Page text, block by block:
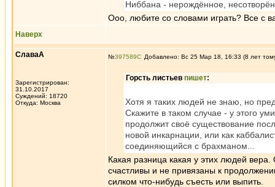
Ниббана - нерождённое,
Ооо, любите со словами играть? Все с
Наверх
СлаваА
Зарегистрирован:
31.10.2017
Суждений: 18720
Откуда: Москва
№397589 Добавлено: Вс 25 Мар 18, 16:33 (8 лет
Горсть листьев пишет:
Хотя я таких людей не знаю, но
Скажите в таком случае - у этого
продолжит своё существование
новой инкарнации, или как
соединяющийся с брахманом...
Какая разница какая у этих людей
счастливы и не привязаны к
силком что-нибудь съесть или выпить.